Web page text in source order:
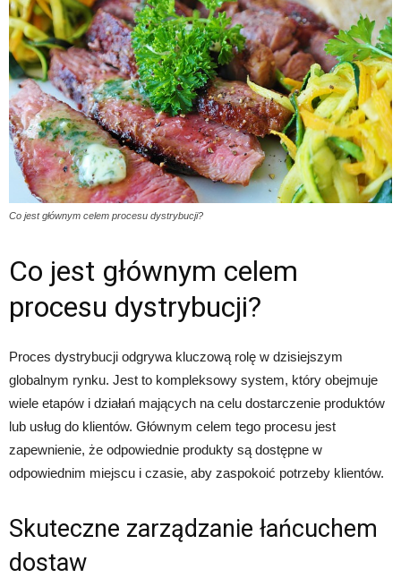
Co jest głównym celem procesu dystrybucji?
Co jest głównym celem
procesu dystrybucji?
Proces dystrybucji odgrywa kluczową rolę w dzisiejszym
globalnym rynku. Jest to kompleksowy system, który obejmuje
wiele etapów i działań mających na celu dostarczenie produktów
lub usług do klientów. Głównym celem tego procesu jest
zapewnienie, że odpowiednie produkty są dostępne w
odpowiednim miejscu i czasie, aby zaspokoić potrzeby klientów.
Skuteczne zarządzanie łańcuchem
dostaw